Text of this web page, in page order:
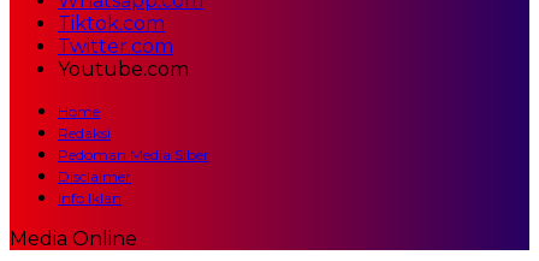
Tiktok.com
Twitter.com
Youtube.com
Home
Redaksi
Pedoman Media Siber
Disclaimer
Info Iklan
Media Online